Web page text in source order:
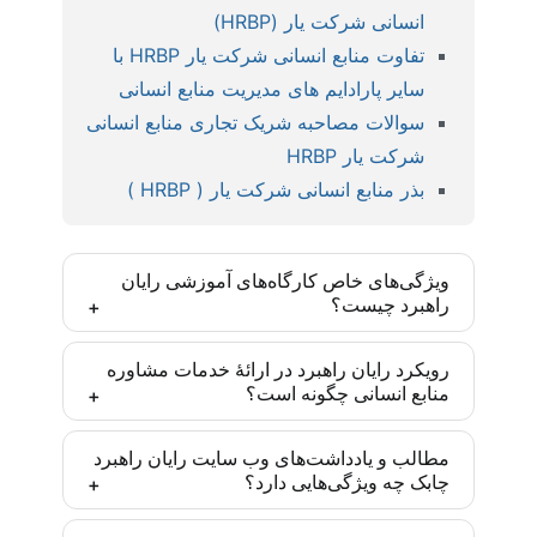
انسانی شرکت یار (HRBP)
تفاوت منابع انسانی شرکت یار HRBP با
سایر پارادایم های مدیریت منابع انسانی
سوالات مصاحبه شریک تجاری منابع انسانی
شرکت یار HRBP
بذر منابع انسانی شرکت یار ( HRBP )
ویژگی‌های خاص کارگاه‌های آموزشی رایان
راهبرد چیست؟
کارگاه‌های رایان راهبرد بر اساس مدل‌ها و روش‌های
روز دنیا و با رویکرد ایجاد مهارت تخصصی تدارک دیده
شده‌اند و یادگیری انجام موضوع آموزش پس از
مشارکت فعال تضمین شده است. این مهارت‌ها برای
مدیران و متخصصان منابع انسانی یک مزیت رقابتی
ایجاد می‌کنند تا در موقعیت‌های شغلی مناسبی در این
رویکرد رایان راهبرد در ارائۀ خدمات مشاوره
منابع انسانی چگونه است؟
رایان راهبرد تأکید زیادی به درونی‌سازی متدهای به کار
گرفته‌شده در سازمان‌ها دارد. به طوری که تمامی
پروژه‌های مشاوره پس از آموزش به ذینفعان و متولیان
مطالب و یادداشت‌های وب سایت رایان راهبرد
چابک چه ویژگی‌هایی دارد؟